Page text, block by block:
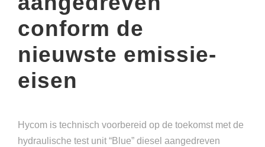
conform de
nieuwste emissie-
eisen
Hycom is technisch voorbereid op de toekomst met de
hydraulische test unit “Blue” diesel aangedreven